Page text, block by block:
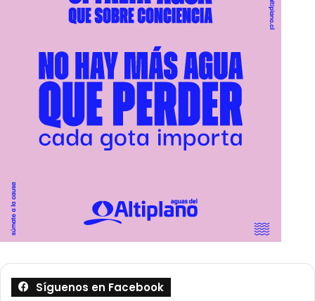
Síguenos en Facebook